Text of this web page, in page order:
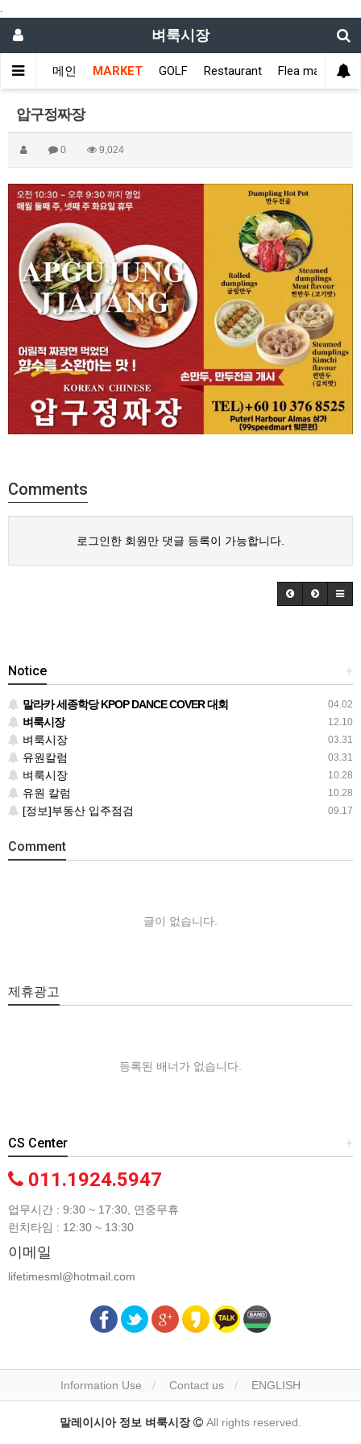
.
벼룩시장
메인 MARKET GOLF Restaurant Flea market
압구정짜장
0 9,024
Comments
로그인한 회원만 댓글 등록이 가능합니다.
+
Notice
04.02
말라카 세종학당 KPOP DANCE COVER 대회
12.10
벼룩시장
03.31
벼룩시장
03.31
유원칼럼
10.28
벼룩시장
10.28
유원 칼럼
09.17
[정보]부동산 입주점검
Comment
글이 없습니다.
제휴광고
등록된 배너가 없습니다.
+
CS Center
011.1924.5947
업무시간 : 9:30 ~ 17:30, 연중무휴
런치타임 : 12:30 ~ 13:30
이메일
lifetimesml@hotmail.com
Information Use Contact us ENGLISH
말레이시아 정보 벼룩시장 All rights reserved.